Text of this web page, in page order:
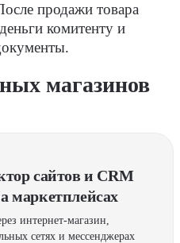
продажи товара
комитенту и
магазинов
сайтов и CRM
маркетплейсах
интернет-магазин,
сетях и мессенджерах